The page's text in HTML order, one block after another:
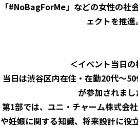
「#NoBagForMe」などの女性の社
ェクトを推進。
＜イベント当日の
当日は渋谷区内在住・在勤20代～
が参加されまし
第1部では、ユニ・チャーム株式会
や妊娠に関する知識、将来設計に役